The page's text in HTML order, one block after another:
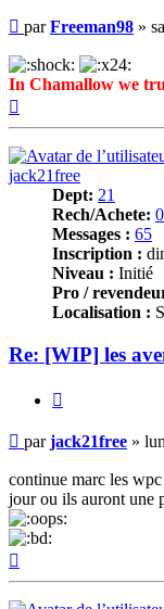
Message
parFreeman98 »
In Chamallow we
jack21free
Dept: 21
Rech/Achete:
Messages : 65
Inscription :
Niveau : Initié
Pro /
Localisation :
Re: [WIP] les
Message
parjack21free »
continue marc les
jour ou ils auront une